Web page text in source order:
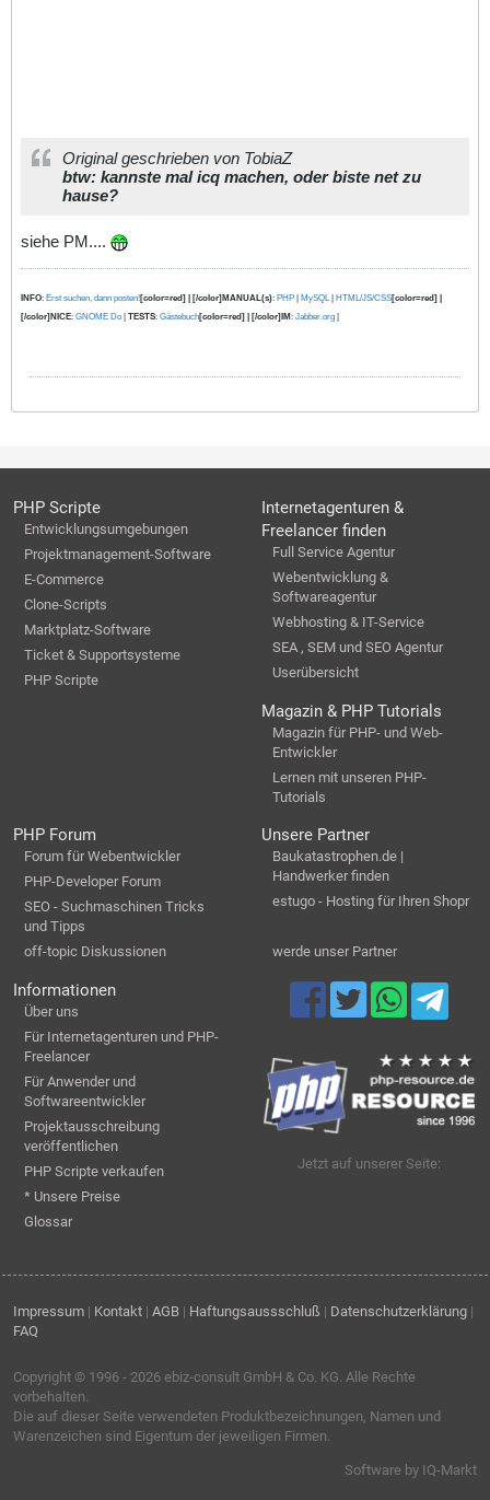
Original geschrieben von TobiaZ
btw: kannste mal icq machen, oder biste net zu
hause?
siehe PM....
INFO: Erst suchen, dann posten![color=red] | [/color]MANUAL(s): PHP | MySQL | HTML/JS/CSS[color=red] |
[/color]NICE: GNOME Do | TESTS: Gästebuch[color=red] | [/color]IM: Jabber.org |
PHP Scripte
Entwicklungsumgebungen
Projektmanagement-Software
E-Commerce
Clone-Scripts
Marktplatz-Software
Ticket & Supportsysteme
PHP Scripte
Internetagenturen &
Freelancer finden
Full Service Agentur
Webentwicklung &
Softwareagentur
Webhosting & IT-Service
SEA , SEM und SEO Agentur
Userübersicht
Magazin & PHP Tutorials
Magazin für PHP- und Web-
Entwickler
Lernen mit unseren PHP-
Tutorials
PHP Forum
Forum für Webentwickler
PHP-Developer Forum
SEO - Suchmaschinen Tricks
und Tipps
off-topic Diskussionen
Unsere Partner
Baukatastrophen.de |
Handwerker finden
estugo - Hosting für Ihren Shopr
werde unser Partner
Informationen
Über uns
Für Internetagenturen und PHP-
Freelancer
Für Anwender und
Softwareentwickler
Projektausschreibung
veröffentlichen
PHP Scripte verkaufen
* Unsere Preise
Glossar
Jetzt auf unserer Seite:
Impressum | Kontakt | AGB | Haftungsaussschluß | Datenschutzerklärung |
FAQ
Copyright © 1996 - 2026 ebiz-consult GmbH & Co. KG. Alle Rechte
vorbehalten.
Die auf dieser Seite verwendeten Produktbezeichnungen, Namen und
Warenzeichen sind Eigentum der jeweiligen Firmen.
Software by IQ-Markt